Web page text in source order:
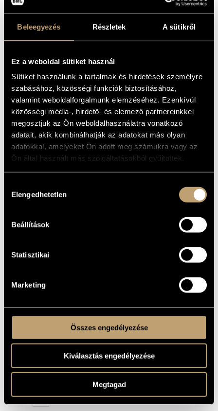
Beleegyezés Részletek A sütikről
Ez a weboldal sütiket használ
Sütiket használunk a tartalmak és hirdetések személyre
szabásához, közösségi funkciók biztosításához,
valamint weboldalforgalmunk elemzéséhez. Ezenkívül
közösségi média-, hirdető- és elemező partnereinkkel
megosztjuk az Ön weboldalhasználatra vonatkozó
adatait, akik kombinálhatják az adatokat más olyan
adatokkal, amelyeket Ön adott meg számukra vagy az
Ön által használt más szolgáltatásokból gyűjtöttek.
kiválasztása
Elengedhetetlen
Beállítások
Statisztikai
Marketing
Összes engedélyezése
Kiválasztás engedélyezése
Megtagad
DEJAN TERZIC,
4000HUF MEGVESZEM
01
4:59
02 4:43
04
4:41
07 Enge Bewegung 8:57
Spring Rites
09 One Note Shuffle 4:24
Tanz der Mikroben
12 Blaue Kreise (Reprise) 6:20